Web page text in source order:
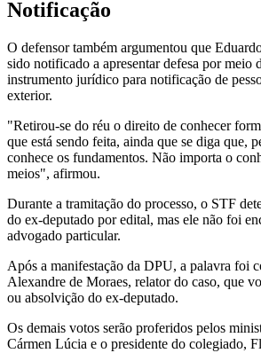
Notificação
O defensor também argumentou que
sido notificado a apresentar defesa por meio
instrumento jurídico para notificação de
exterior.
"Retirou-se do réu o direito de conhecer
que está sendo feita, ainda que se diga que,
conhece os fundamentos. Não importa o
meios", afirmou.
Durante a tramitação do processo, o STF
do ex-deputado por edital, mas ele não foi
advogado particular.
Após a manifestação da DPU, a palavra foi
Alexandre de Moraes, relator do caso, que
ou absolvição do ex-deputado.
Os demais votos serão proferidos pelos
Cármen Lúcia e o presidente do colegiado,